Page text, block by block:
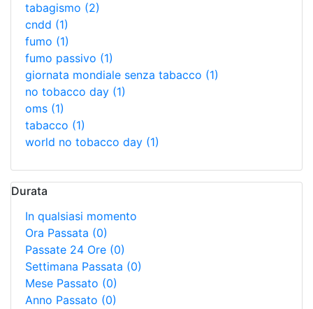
tabagismo (2)
cndd (1)
fumo (1)
fumo passivo (1)
giornata mondiale senza tabacco (1)
no tobacco day (1)
oms (1)
tabacco (1)
world no tobacco day (1)
Durata
In qualsiasi momento
Ora Passata (0)
Passate 24 Ore (0)
Settimana Passata (0)
Mese Passato (0)
Anno Passato (0)